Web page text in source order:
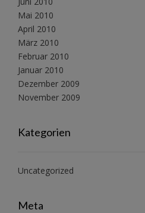
Mai 2010
April 2010
März 2010
Februar 2010
Januar 2010
Dezember 2009
November 2009
Kategorien
Uncategorized
Meta